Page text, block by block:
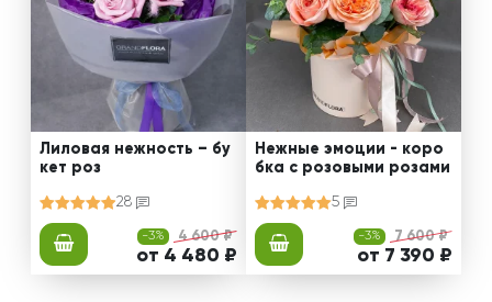
Лиловая нежность – бу
кет роз
28
-3% 4 600 ₽
от 4 480 ₽
Нежные эмоции - коро
бка с розовыми розами
5
-3% 7 600 ₽
от 7 390 ₽